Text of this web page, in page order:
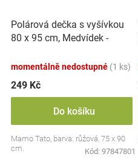
Polárová dečka s vyšívkou
80 x 95 cm, Medvídek -
momentálně nedostupné (1 ks)
249 Kč
Do košíku
Mamo Tato, barva: růžová, 75 x 90
cm.
Kód: 97847801